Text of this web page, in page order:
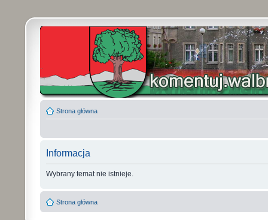
Strona główna
Informacja
Wybrany temat nie istnieje.
Strona główna